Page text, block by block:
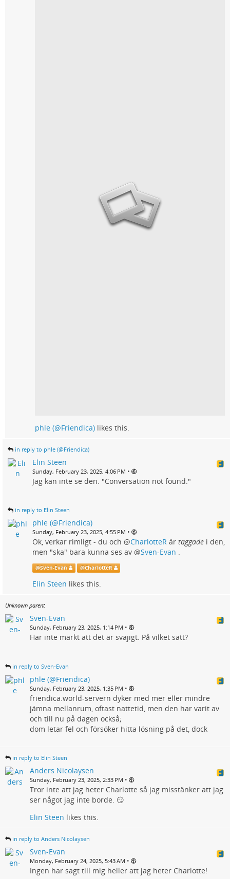
phle (@Friendica) likes this.
in reply to phle (@Friendica)
Elin Steen
Sunday, February 23, 2025, 4:06 PM •
Jag kan inte se den. "Conversation not found."
in reply to Elin Steen
phle (@Friendica)
Sunday, February 23, 2025, 4:55 PM •
Ok, verkar rimligt - du och @CharlotteR är taggade i den,
men "ska" bara kunna ses av @Sven-Evan .
@Sven-Evan @CharlotteR
Elin Steen likes this.
Unknown parent
Sven-Evan
Sunday, February 23, 2025, 1:14 PM •
Har inte märkt att det är svajigt. På vilket sätt?
in reply to Sven-Evan
phle (@Friendica)
Sunday, February 23, 2025, 1:35 PM •
friendica.world-servern dyker med mer eller mindre
jämna mellanrum, oftast nattetid, men den har varit av
och till nu på dagen också;
dom letar fel och försöker hitta lösning på det, dock
in reply to Elin Steen
Anders Nicolaysen
Sunday, February 23, 2025, 2:33 PM •
Tror inte att jag heter Charlotte så jag misstänker att jag
ser något jag inte borde. 😏
Elin Steen likes this.
in reply to Anders Nicolaysen
Sven-Evan
Monday, February 24, 2025, 5:43 AM •
Ingen har sagt till mig heller att jag heter Charlotte!